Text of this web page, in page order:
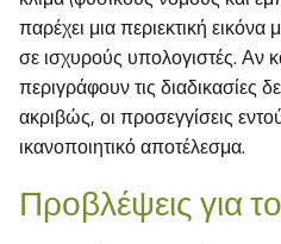
παρέχει μια περιεκτική
σε ισχυρούς υπολογιστές. Αν
περιγράφουν τις διαδικασίες
ακριβώς, οι προσεγγίσεις
ικανοποιητικό αποτέλεσμα.
Προβλέψεις για